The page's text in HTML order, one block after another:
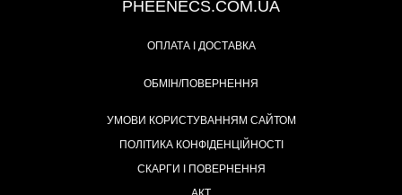
PHEENECS.COM.UA
ОПЛАТА І ДОСТАВКА
ОБМІН/ПОВЕРНЕННЯ
УМОВИ КОРИСТУВАННЯМ САЙТОМ
ПОЛІТИКА КОНФІДЕНЦІЙНОСТІ
СКАРГИ І ПОВЕРНЕННЯ